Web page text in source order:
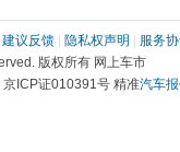
建议反馈 隐私权声明
服务
版权所有 网上车市
ICP证010391号 精准汽车